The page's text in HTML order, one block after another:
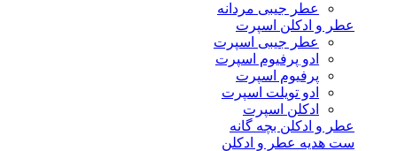
عطر جیبی مردانه
عطر و ادکلن اسپرت
عطر جیبی اسپرت
ادو پرفیوم اسپرت
پرفیوم اسپرت
ادو تویلت اسپرت
ادکلن اسپرت
عطر و ادکلن بچه گانه
ست هدیه عطر و ادکلن